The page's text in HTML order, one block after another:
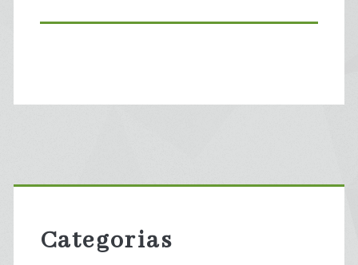
Primary
Sidebar
Categorias